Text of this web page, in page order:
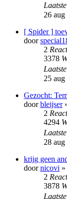
26
[ Spider ]
door
2
3378
25
Gezocht:
doorbleijser
2
4294
28
krijg geen
doornicovi
2
3878